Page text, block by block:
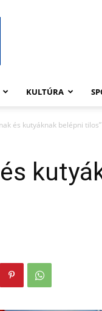
KULTÚRA
és kutyáknak belépni tilos”